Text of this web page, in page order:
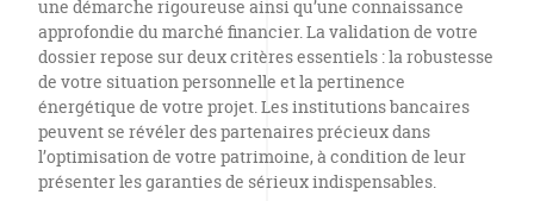
une démarche rigoureuse ainsi qu’une connaissance
approfondie du marché financier. La validation de votre
dossier repose sur deux critères essentiels : la robustesse
de votre situation personnelle et la pertinence
énergétique de votre projet. Les institutions bancaires
peuvent se révéler des partenaires précieux dans
l’optimisation de votre patrimoine, à condition de leur
présenter les garanties de sérieux indispensables.